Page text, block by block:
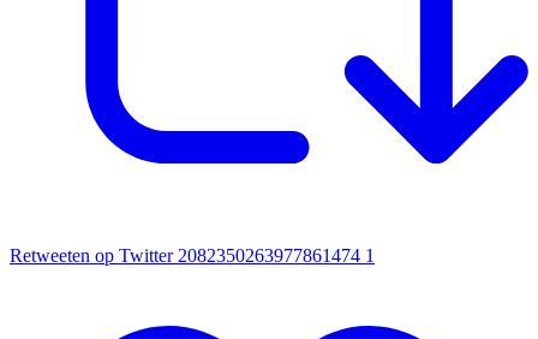
Retweeten op Twitter 2082350263977861474 1